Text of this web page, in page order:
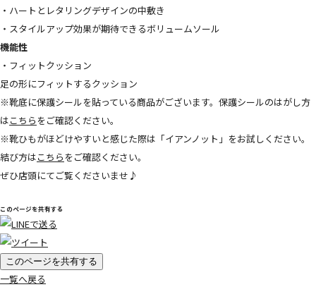
・ハートとレタリングデザインの中敷き
・スタイルアップ効果が期待できるボリュームソール
機能性
・フィットクッション
足の形にフィットするクッション
※靴底に保護シールを貼っている商品がございます。保護シールのはがし方
はこちら をご確認ください。
※靴ひもがほどけやすいと感じた際は「イアンノット」をお試しください。
結び方はこちら をご確認ください。
ぜひ店頭にてご覧くださいませ♪
このページを共有する
このページを共有する
一覧へ戻る